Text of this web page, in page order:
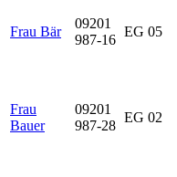
Frau Bär
09201
987-16
EG 05
Frau
Bauer
09201
987-28
EG 02